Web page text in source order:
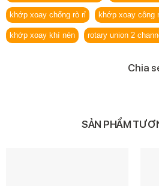
khớp xoay chống rò rỉ khớp xoay công
khớp xoay khí nén rotary union 2
Chia
SẢN PHẨM